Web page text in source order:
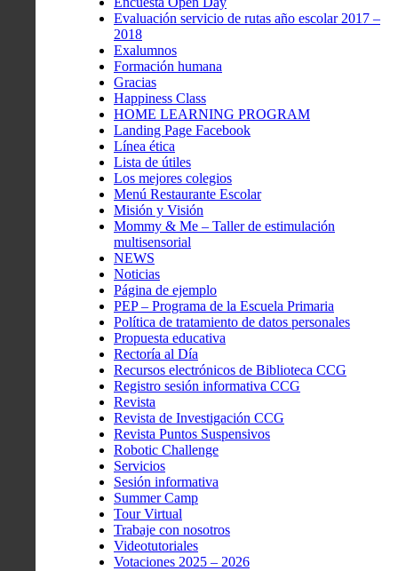
Evaluación servicio de rutas año escolar 2017 –
2018
Exalumnos
Formación humana
Gracias
Happiness Class
HOME LEARNING PROGRAM
Landing Page Facebook
Línea ética
Lista de útiles
Los mejores colegios
Menú Restaurante Escolar
Misión y Visión
Mommy & Me – Taller de estimulación
multisensorial
NEWS
Noticias
Página de ejemplo
PEP – Programa de la Escuela Primaria
Política de tratamiento de datos personales
Propuesta educativa
Rectoría al Día
Recursos electrónicos de Biblioteca CCG
Registro sesión informativa CCG
Revista
Revista de Investigación CCG
Revista Puntos Suspensivos
Robotic Challenge
Servicios
Sesión informativa
Summer Camp
Tour Virtual
Trabaje con nosotros
Videotutoriales
Votaciones 2025 – 2026